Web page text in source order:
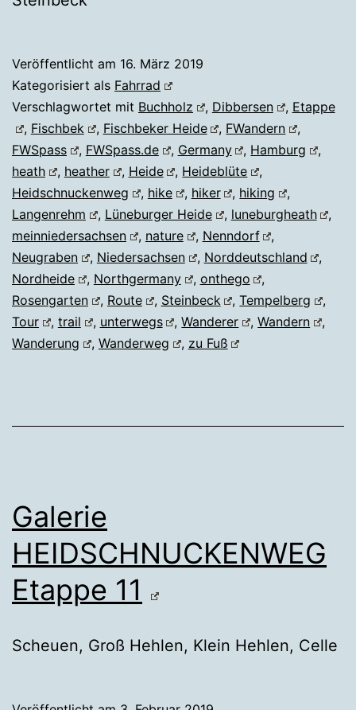
Veröffentlicht am 16. März 2019
Kategorisiert als Fahrrad
Verschlagwortet mit Buchholz , Dibbersen , Etappe
, Fischbek , Fischbeker Heide , FWandern
,
FWSpass
, FWSpass.de , Germany , Hamburg
,
heath
, heather , Heide , Heideblüte
,
Heidschnuckenweg
, hike , hiker , hiking
,
Langenrehm
, Lüneburger Heide , luneburgheath
,
meinniedersachsen
, nature , Nenndorf
,
Neugraben
, Niedersachsen , Norddeutschland
,
Nordheide
, Northgermany , onthego
,
Rosengarten
, Route , Steinbeck ,Tempelberg
,
Tour
, trail , unterwegs ,Wanderer ,Wandern
,
Wanderung
, Wanderweg , zu Fuß
Galerie
HEIDSCHNUCKENWEG
Etappe 11
Scheuen, Groß Hehlen, Klein Hehlen, Celle